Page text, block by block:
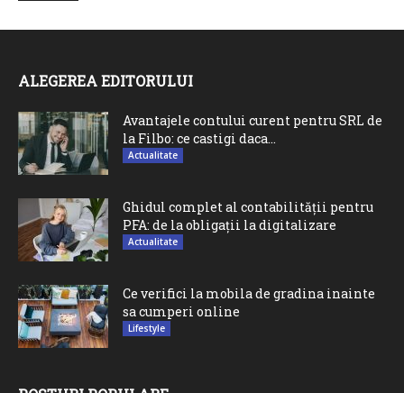
ALEGEREA EDITORULUI
Avantajele contului curent pentru SRL de
la Filbo: ce castigi daca...
Actualitate
Ghidul complet al contabilității pentru
PFA: de la obligații la digitalizare
Actualitate
Ce verifici la mobila de gradina inainte
sa cumperi online
Lifestyle